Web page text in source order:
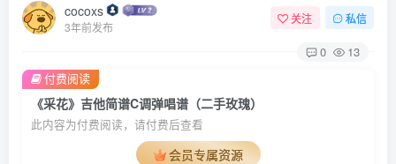
cocoxs
3年前发布
关注 私信
0 13
《采花》吉他简谱C调弹唱谱（二手玫瑰）
此内容为付费阅读，请付费后查看
会员专属资源
付费阅读